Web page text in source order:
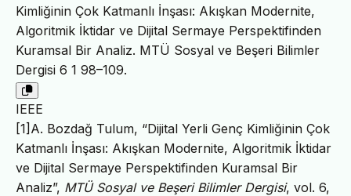
Kimliğinin Çok Katmanlı İnşası: Akışkan Modernite,
Algoritmik İktidar ve Dijital Sermaye Perspektifinden
Kuramsal Bir Analiz. MTÜ Sosyal ve Beşeri Bilimler
Dergisi 6 1 98–109.
IEEE
[1]A. Bozdağ Tulum, “Dijital Yerli Genç Kimliğinin Çok
Katmanlı İnşası: Akışkan Modernite, Algoritmik İktidar
ve Dijital Sermaye Perspektifinden Kuramsal Bir
Analiz”, MTÜ Sosyal ve Beşeri Bilimler Dergisi, vol. 6,